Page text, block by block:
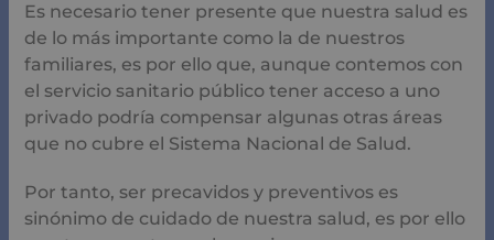
Dentro de las compañías aseguradoras del país las
siguientes son catalogadas como las mejores, ya que
puedes encontrar variedad de servicios en sus paquetes
y diversos precios según lo que elijas.
Sanitas
45mil especialistas, tiene una red de acceso en el
extranjero, países como USA, Colombia, Venezuela y la